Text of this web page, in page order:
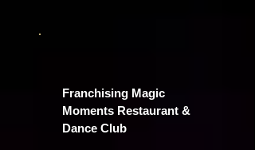
Franchising Magic
Moments Restaurant &
Dance Club